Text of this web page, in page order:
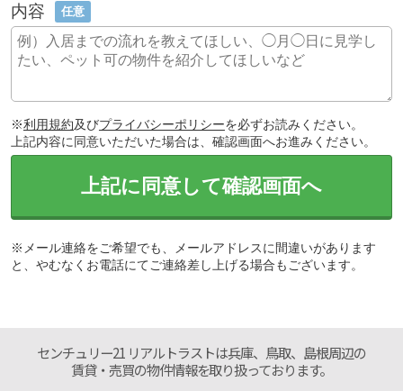
内容 任意
※利用規約及びプライバシーポリシーを必ずお読みください。
上記内容に同意いただいた場合は、確認画面へお進みください。
上記に同意して確認画面へ
※メール連絡をご希望でも、メールアドレスに間違いがあります
と、やむなくお電話にてご連絡差し上げる場合もございます。
センチュリー21 リアルトラストは兵庫、鳥取、島根周辺の
賃貸・売買の物件情報を取り扱っております。